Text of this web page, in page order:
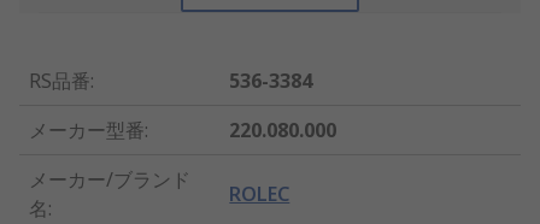
RS品番:
536-3384
メーカー型番:
220.080.000
メーカー/ブランド
名:
ROLEC